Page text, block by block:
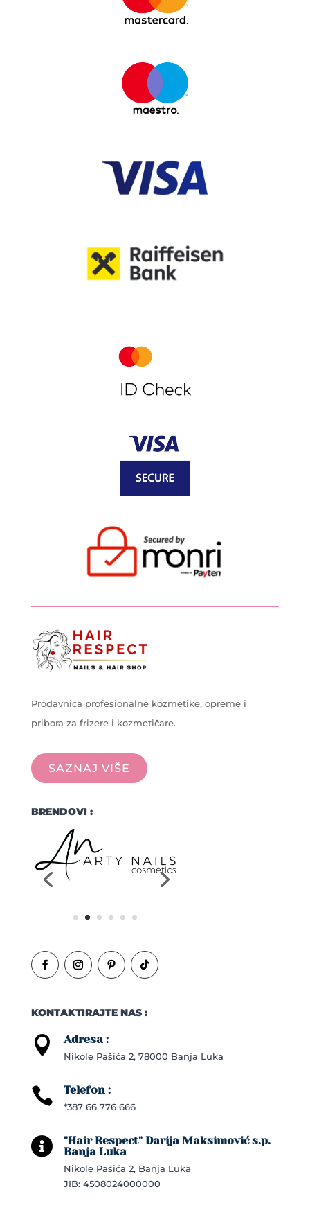
Prodavnica profesionalne kozmetike, opreme i
pribora za frizere i kozmetičare.
SAZNAJ VIŠE
BRENDOVI :
KONTAKTIRAJTE NAS :
 Adresa :
Nikole Pašića 2, 78000 Banja Luka
 Telefon :
*387 66 776 666

"Hair Respect" Darija Maksimović s.p.
Banja Luka
Nikole Pašića 2, Banja Luka
JIB: 4508024000000